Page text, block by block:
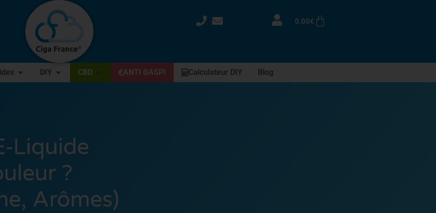
0.00€
DIY CBD ANTI GASPI Calculateur DIY Blog
?
Arômes)